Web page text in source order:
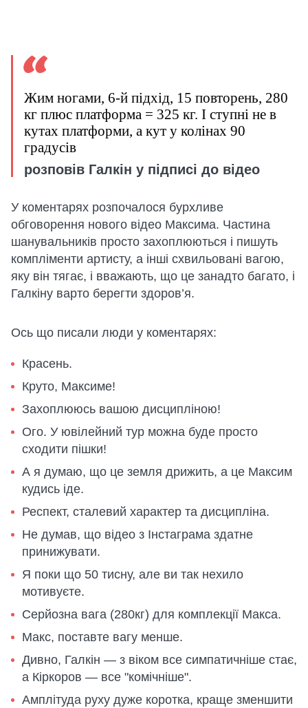
Жим ногами, 6-й підхід, 15 повторень, 280
кг плюс платформа = 325 кг. І ступні не в
кутах платформи, а кут у колінах 90
градусів
розповів Галкін у підписі до відео
У коментарях розпочалося бурхливе
обговорення нового відео Максима. Частина
шанувальників просто захоплюються і пишуть
компліменти артисту, а інші схвильовані вагою,
яку він тягає, і вважають, що це занадто багато, і
Галкіну варто берегти здоров’я.
Ось що писали люди у коментарях:
Красень.
Круто, Максиме!
Захоплююсь вашою дисципліною!
Ого. У ювілейний тур можна буде просто
сходити пішки!
А я думаю, що це земля дрижить, а це Максим
кудись іде.
Респект, сталевий характер та дисципліна.
Не думав, що відео з Інстаграма здатне
принижувати.
Я поки що 50 тисну, але ви так нехило
мотивуєте.
Серйозна вага (280кг) для комплекції Макса.
Макс, поставте вагу менше.
Дивно, Галкін — з віком все симпатичніше стає,
а Кіркоров — все "комічніше".
Амплітуда руху дуже коротка, краще зменшити